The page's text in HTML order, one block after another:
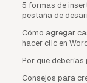
5 formas de
pestaña de
Cómo agregar
hacer clic en
Por qué
Consejos para